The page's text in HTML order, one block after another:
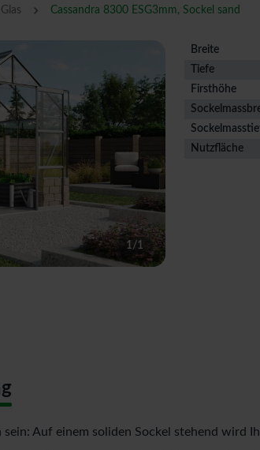
› Cassandra 8300 ESG3mm, Sockel sand
1/1
Breite
Tiefe
Firsthöhe
Nutzfläche
Auf einem soliden Sockel stehend wird